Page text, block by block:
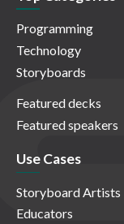
Programming
Technology
Storyboards
Featured decks
Featured speakers
Use Cases
Storyboard Artists
Educators